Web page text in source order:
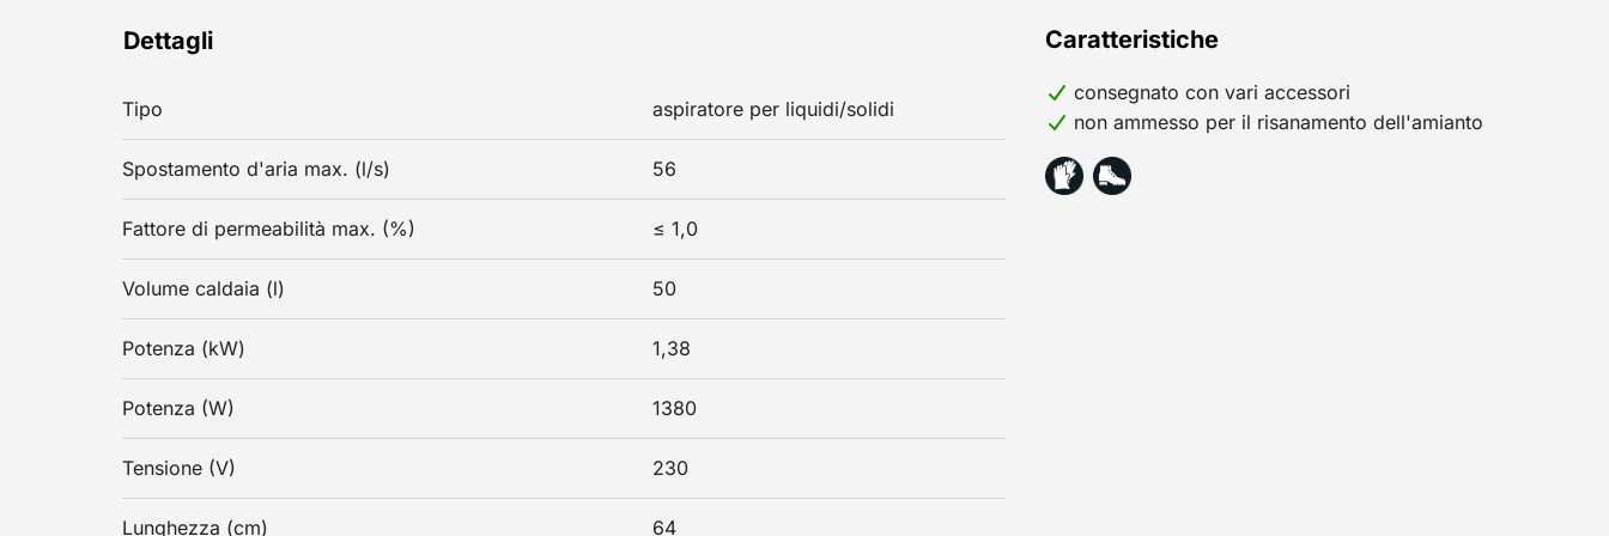
Dettagli
Tipo aspiratore per liquidi/solidi
Spostamento d'aria max. (l/s) 56
Fattore di permeabilità max. (%) ≤ 1,0
Volume caldaia (l) 50
Potenza (kW) 1,38
Potenza (W) 1380
Tensione (V) 230
Lunghezza (cm) 64
Caratteristiche
consegnato con vari accessori
non ammesso per il risanamento dell'amianto